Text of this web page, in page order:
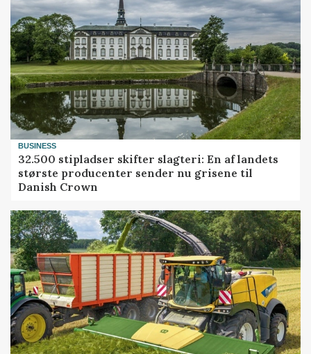
BUSINESS
32.500 stipladser skifter slagteri: En af landets
største producenter sender nu grisene til
Danish Crown